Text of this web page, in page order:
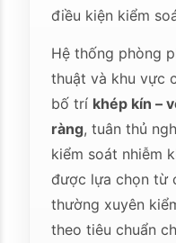
điều kiện kiểm
Hệ thống phòng
thuật và khu vực
bố trí khép kín –
ràng, tuân thủ
kiểm soát nhiễm
được lựa chọn từ
thường xuyên
theo tiêu chuẩn